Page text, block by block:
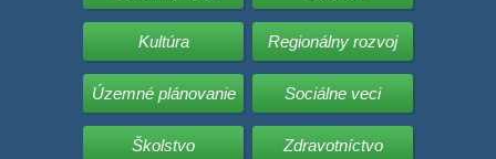
Kultúra Regionálny rozvoj
Územné plánovanie Sociálne veci
Školstvo Zdravotníctvo